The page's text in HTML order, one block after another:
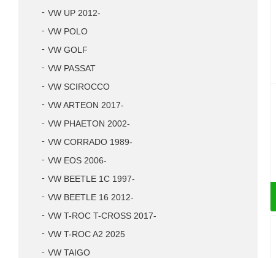
VW UP 2012-
VW POLO
VW GOLF
VW PASSAT
VW SCIROCCO
VW ARTEON 2017-
VW PHAETON 2002-
VW CORRADO 1989-
VW EOS 2006-
VW BEETLE 1C 1997-
VW BEETLE 16 2012-
VW T-ROC T-CROSS 2017-
VW T-ROC A2 2025
VW TAIGO